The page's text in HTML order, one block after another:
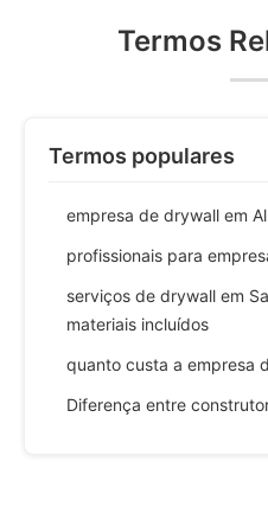
Termos
Termos populares
empresa de drywall em
profissionais para
serviços de drywall em
materiais incluídos
quanto custa a empresa
Diferença entre